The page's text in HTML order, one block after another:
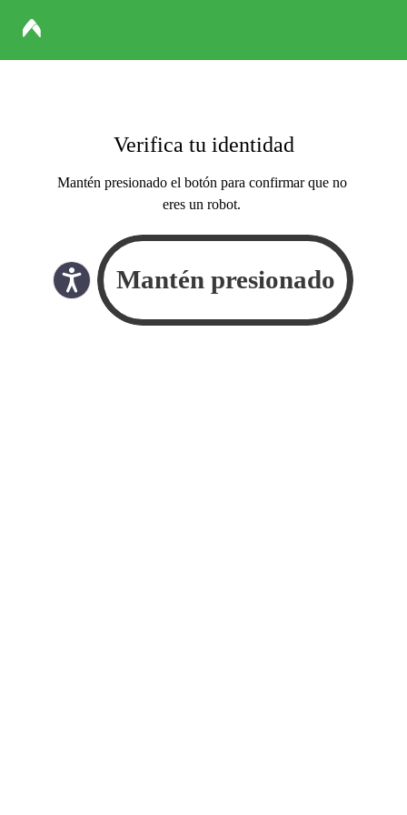
Verifica tu identidad
Mantén presionado el botón para confirmar que no
eres un robot.